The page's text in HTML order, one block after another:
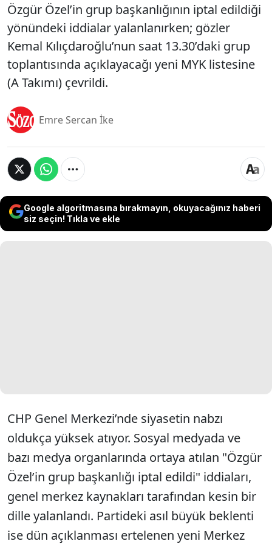
Özgür Özel’in grup başkanlığının iptal edildiği
yönündeki iddialar yalanlanırken; gözler
Kemal Kılıçdaroğlu’nun saat 13.30’daki grup
toplantısında açıklayacağı yeni MYK listesine
(A Takımı) çevrildi.
Emre Sercan İke
Google algoritmasına bırakmayın, okuyacağınız haberi
siz seçin! Tıkla ve ekle
CHP Genel Merkezi’nde siyasetin nabzı
oldukça yüksek atıyor. Sosyal medyada ve
bazı medya organlarında ortaya atılan "Özgür
Özel’in grup başkanlığı iptal edildi" iddiaları,
genel merkez kaynakları tarafından kesin bir
dille yalanlandı. Partideki asıl büyük beklenti
ise dün açıklanması ertelenen yeni Merkez